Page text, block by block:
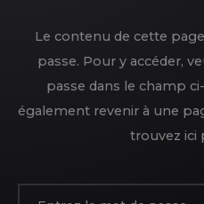
Le contenu de cette
passe. Pour y accéder,
passe dans le champ
également revenir à une
trouvez ici